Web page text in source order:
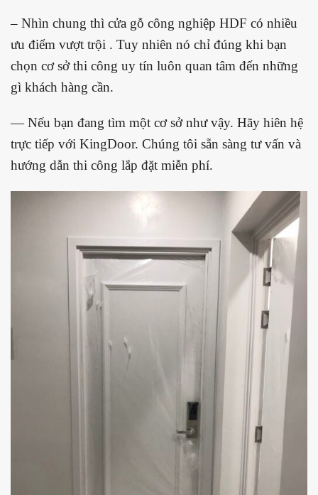
– Nhìn chung thì cửa gỗ công nghiệp HDF có nhiều
ưu điểm vượt trội . Tuy nhiên nó chỉ đúng khi bạn
chọn cơ sở thi công uy tín luôn quan tâm đến những
gì khách hàng cần.
— Nếu bạn đang tìm một cơ sở như vậy. Hãy hiên hệ
trực tiếp với KingDoor. Chúng tôi sẵn sàng tư vấn và
hướng dẫn thi công lắp đặt miễn phí.